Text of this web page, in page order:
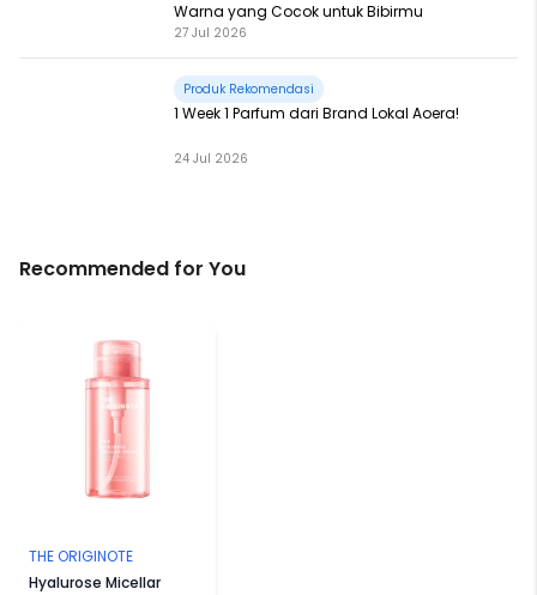
Warna yang Cocok untuk Bibirmu
27 Jul 2026
Produk Rekomendasi
1 Week 1 Parfum dari Brand Lokal Aoera!
24 Jul 2026
Recommended for You
THE ORIGINOTE
Hyalurose Micellar